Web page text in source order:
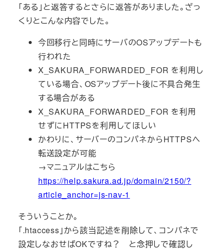
「ある」と返答するとさらに返答がありました。ざっ
くりとこんな内容でした。
今回移行と同時にサーバのOSアップデートも
行われた
X_SAKURA_FORWARDED_FOR を利用し
ている場合、OSアップデート後に不具合発生
する場合がある
X_SAKURA_FORWARDED_FOR を利用
せずにHTTPSを利用してほしい
かわりに、サーバーのコンパネからHTTPSへ
転送設定が可能
→マニュアルはこちら
https://help.sakura.ad.jp/domain/2150/?
article_anchor=js-nav-1
そういうことか。
「.htaccess」から該当記述を削除して、コンパネで
設定しなおせばOKですね？ と念押しで確認し